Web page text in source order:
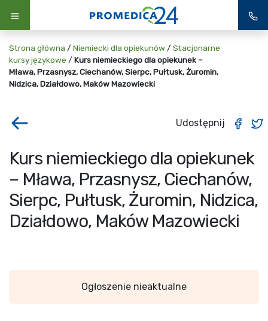
Strona główna / Niemiecki dla opiekunów / Stacjonarne
kursy językowe / Kurs niemieckiego dla opiekunek –
Mława, Przasnysz, Ciechanów, Sierpc, Pułtusk, Żuromin,
Nidzica, Działdowo, Maków Mazowiecki
Udostępnij
Kurs niemieckiego dla opiekunek
– Mława, Przasnysz, Ciechanów,
Sierpc, Pułtusk, Żuromin, Nidzica,
Działdowo, Maków Mazowiecki
Ogłoszenie nieaktualne